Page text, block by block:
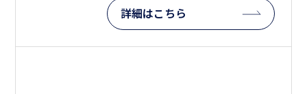
詳細はこちら